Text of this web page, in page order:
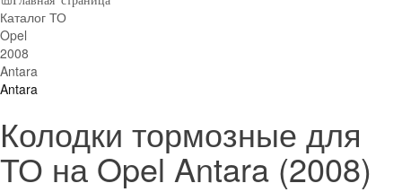
Каталог ТО
Opel
2008
Antara
Antara
Колодки тормозные для
ТО на Opel Antara (2008)